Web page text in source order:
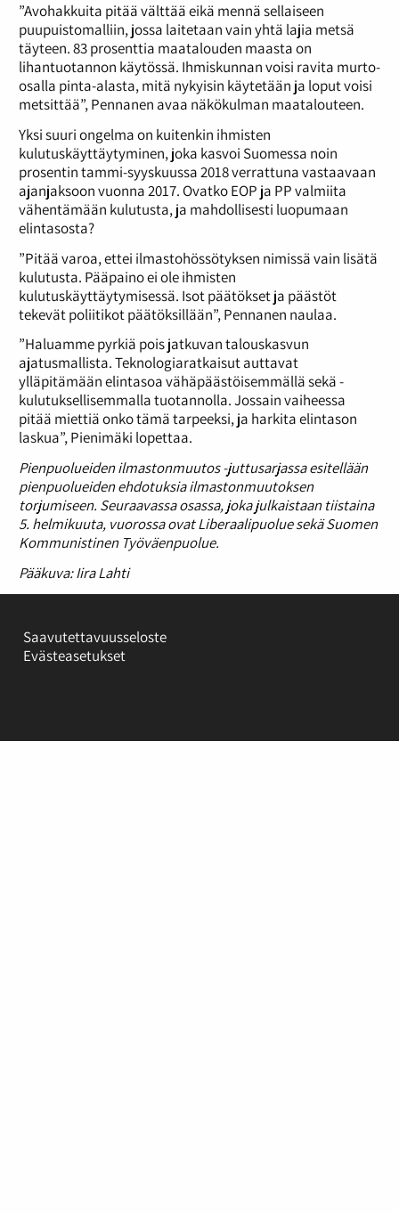
”Avohakkuita pitää välttää eikä mennä sellaiseen
puupuistomalliin, jossa laitetaan vain yhtä lajia metsä
täyteen. 83 prosenttia maatalouden maasta on
lihantuotannon käytössä. Ihmiskunnan voisi ravita murto-
osalla pinta-alasta, mitä nykyisin käytetään ja loput voisi
metsittää”, Pennanen avaa näkökulman maatalouteen.
Yksi suuri ongelma on kuitenkin ihmisten
kulutuskäyttäytyminen, joka kasvoi Suomessa noin
prosentin tammi-syyskuussa 2018 verrattuna vastaavaan
ajanjaksoon vuonna 2017. Ovatko EOP ja PP valmiita
vähentämään kulutusta, ja mahdollisesti luopumaan
elintasosta?
”Pitää varoa, ettei ilmastohössötyksen nimissä vain lisätä
kulutusta. Pääpaino ei ole ihmisten
kulutuskäyttäytymisessä. Isot päätökset ja päästöt
tekevät poliitikot päätöksillään”, Pennanen naulaa.
”Haluamme pyrkiä pois jatkuvan talouskasvun
ajatusmallista. Teknologiaratkaisut auttavat
ylläpitämään elintasoa vähäpäästöisemmällä sekä -
kulutuksellisemmalla tuotannolla. Jossain vaiheessa
pitää miettiä onko tämä tarpeeksi, ja harkita elintason
laskua”, Pienimäki lopettaa.
Pienpuolueiden ilmastonmuutos -juttusarjassa esitellään
pienpuolueiden ehdotuksia ilmastonmuutoksen
torjumiseen. Seuraavassa osassa, joka julkaistaan tiistaina
5. helmikuuta, vuorossa ovat Liberaalipuolue sekä Suomen
Kommunistinen Työväenpuolue.
Pääkuva: Iira Lahti
Saavutettavuusseloste
Evästeasetukset